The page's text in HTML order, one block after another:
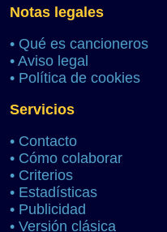
Notas legales
• Qué es cancioneros
• Aviso legal
• Política de cookies
Servicios
• Contacto
• Cómo colaborar
• Criterios
• Estadísticas
• Publicidad
• Versión clásica